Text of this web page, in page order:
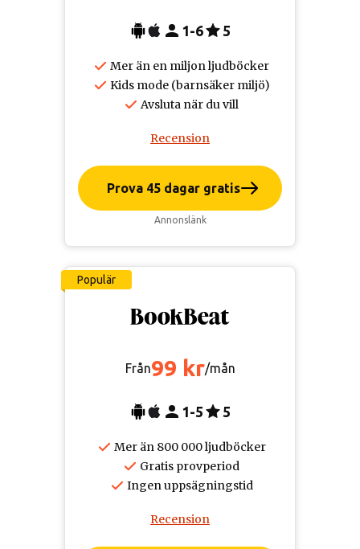
1-6 5
Mer än en miljon ljudböcker
Kids mode (barnsäker miljö)
Avsluta när du vill
Recension
Prova 45 dagar gratis
Annonslänk
Populär
Från99 kr/mån
1-5 5
Mer än 800 000 ljudböcker
Gratis provperiod
Ingen uppsägningstid
Recension